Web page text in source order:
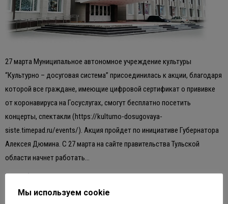
27 марта Муниципальное автономное учреждение культуры
“Культурно – досуговая система” присоединилась к акции, благодаря
которой все граждане, имеющие цифровой сертификат о прививке
от коронавируса на Госуслугах, смогут бесплатно посетить
концерты, спектакли (https://kulturno-dosugovaya-
siste.timepad.ru/events/). Акция пройдет по инициативе Губернатора
Алексея Дюмина. С 27 марта на сайте правительства Тульской
области начнет работать…
Подробнее ...
Легенда о Русалочке
Мы используем cookie